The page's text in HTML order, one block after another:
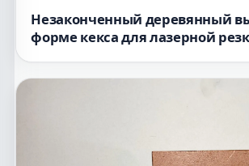
Незаконченный деревянный
форме кекса для лазерной